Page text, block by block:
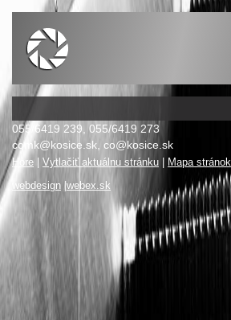
055/6419 239, 055/6419 273
comk@kosice.sk co@kosice.sk
Hore Vytlačiť aktuálnu stránku Mapa stránok
webdesign webex.sk